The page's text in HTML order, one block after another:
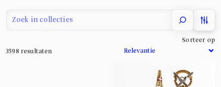
filter
3598 resultaten
Sorteer op